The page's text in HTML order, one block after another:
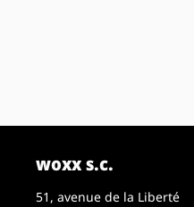
woxx s.c.
51, avenue de la Liberté